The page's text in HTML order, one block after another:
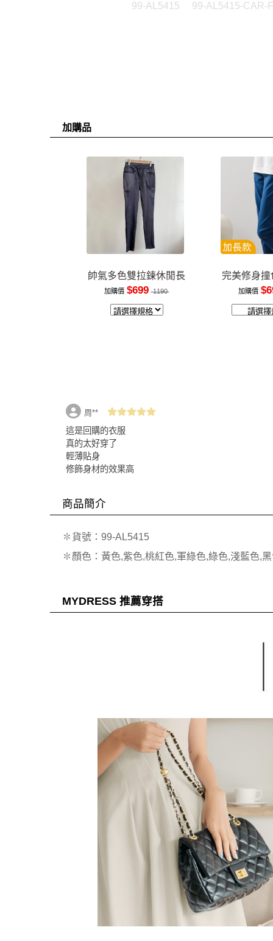
99-AL5415 99-AL5415-CAR-F
加購品
帥氣多色雙拉鍊休閒長
褲
加購價 $699 1190
完美修身
裝
加購價
周**
這是回購的衣服
真的太好穿了
輕薄貼身
修飾身材的效果高
商品簡介
✽貨號：99-AL5415
✽顏色：黃色,紫色,桃紅色,軍綠色,綠色,淺藍色,
MYDRESS 推薦穿搭